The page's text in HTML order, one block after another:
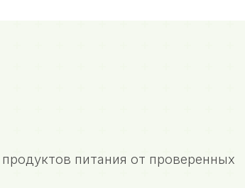
питания от проверенных